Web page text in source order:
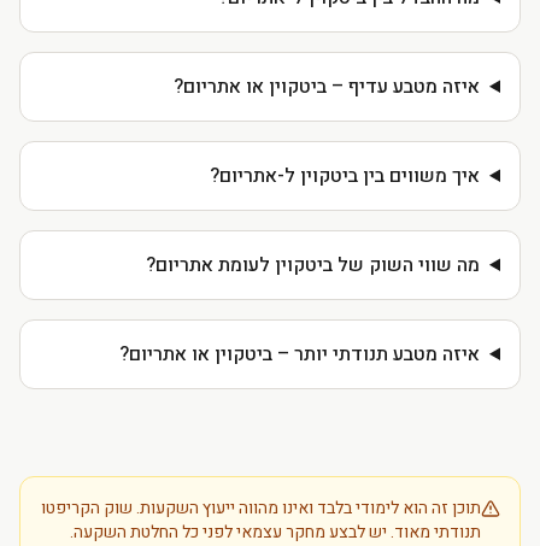
איזה מטבע עדיף – ביטקוין או אתריום?
איך משווים בין ביטקוין ל-אתריום?
מה שווי השוק של ביטקוין לעומת אתריום?
איזה מטבע תנודתי יותר – ביטקוין או אתריום?
תוכן זה הוא לימודי בלבד ואינו מהווה ייעוץ השקעות. שוק הקריפטו
תנודתי מאוד. יש לבצע מחקר עצמאי לפני כל החלטת השקעה.